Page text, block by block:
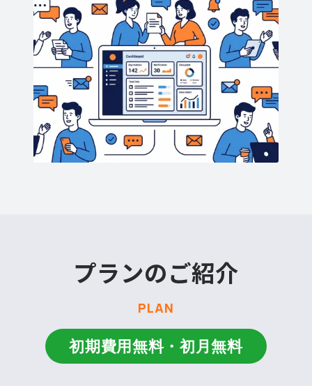
プランのご紹介
PLAN
初期費用無料・初月無料